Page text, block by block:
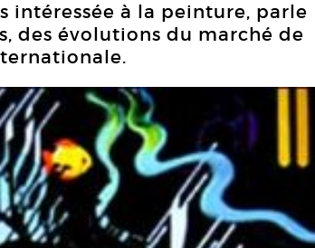
intéressée à la peinture, parle
des évolutions du marché de